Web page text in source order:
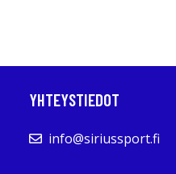
YHTEYSTIEDOT
info@siriussport.fi